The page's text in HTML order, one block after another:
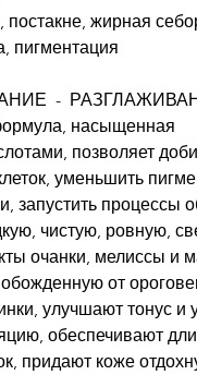
жирная
пигментация
-
насыщенная
позволяет
уменьшить
запустить процессы
чистую, ровную,
очанки, мелиссы и
от
улучшают тонус и
обеспечивают
придают коже